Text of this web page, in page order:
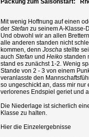
Packung zum Saisonstart:
Mit wenig Hoffnung auf einen
der Stefan zu seinem A-Klasse-
Und obwohl wir an allen
alle anderen standen nicht
kommen, denn Joschastellte
auch Stefan und Heikostanden
stand es zunächst 1-2. Wenig
Stande von 2 - 3 von einem
veranlasste den
so ungeschickt an, dass mir
verlorenes Endspiel geriet und
Die Niederlage ist sicherlich
Klasse zu halten.
Hier die Einzelergebnisse